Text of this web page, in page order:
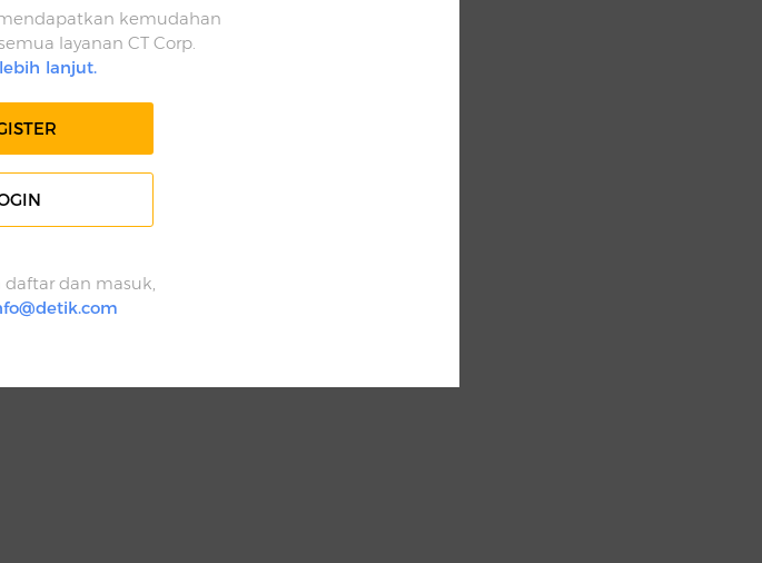
kemudahan
layanan CT Corp.
lanjut.
dan masuk,